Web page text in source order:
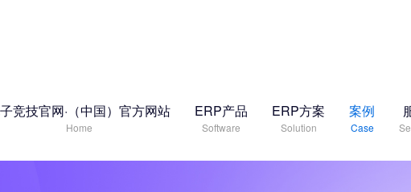
竞技官网·（中国）官方网站
Home
ERP产品
Software
ERP方案
Solution
案例
Case